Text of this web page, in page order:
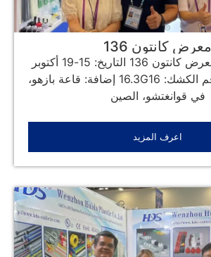
معرض كانتون 136
اسم المعرض: معرض كانتون 136 التاريخ: 15-19 أكتوبر
2024، 2024 رقم الكشك: 16.3G16 إضافة: قاعة بازهو،
في قوانغتشو، الصين
اعرف المزيد